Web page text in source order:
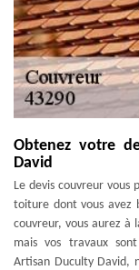
Obtenez votre
David
Le devis couvreur vous
toiture dont vous avez
couvreur, vous aurez à
mais vos travaux
Artisan Duculty David,